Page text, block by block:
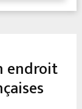
endroit